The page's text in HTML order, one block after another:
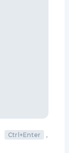
Ctrl+Enter
,